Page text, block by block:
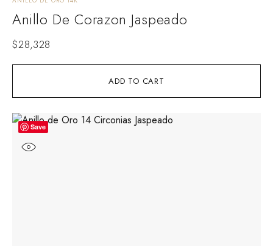
ADD TO CART
Anillo De Corazon Jaspeado
$28,328
Save